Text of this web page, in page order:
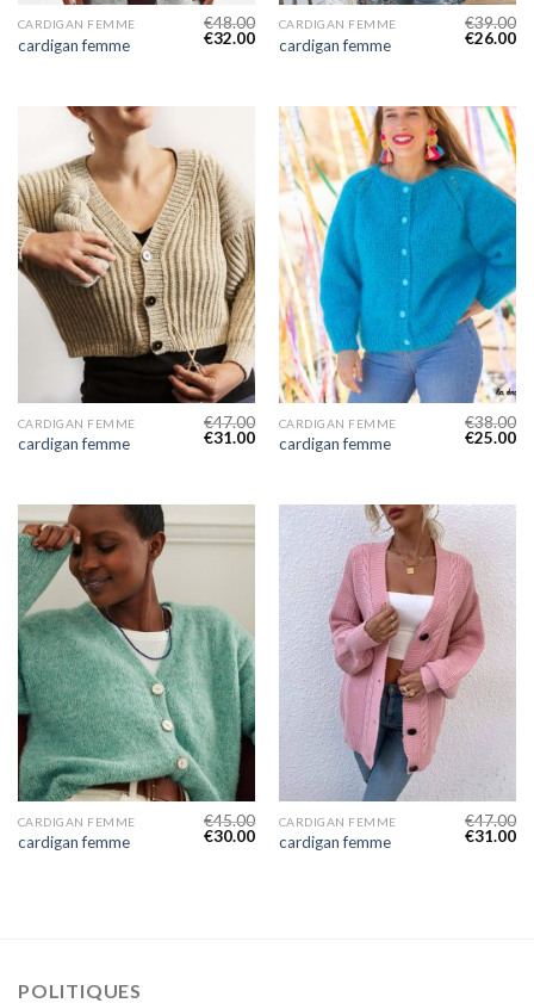
CARDIGAN FEMME
cardigan femme
€48.00
€32.00
CARDIGAN FEMME
cardigan femme
€39.00
€26.00
CARDIGAN FEMME
cardigan femme
€47.00
€31.00
CARDIGAN FEMME
cardigan femme
€38.00
€25.00
CARDIGAN FEMME
cardigan femme
€45.00
€30.00
CARDIGAN FEMME
cardigan femme
€47.00
€31.00
POLITIQUES